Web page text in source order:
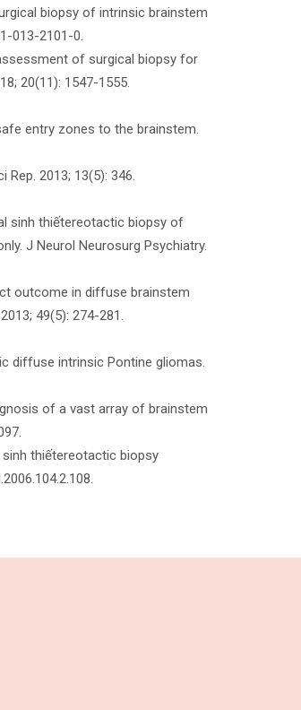
biopsy of intrinsic brainstem
013-2101-0.
of surgical biopsy for
20(11): 1547-1555.
entry zones to the brainstem.
Rep. 2013; 13(5): 346.
sinh thiếtereotactic biopsy of
J Neurol Neurosurg Psychiatry.
outcome in diffuse brainstem
49(5): 274-281.
diffuse intrinsic Pontine gliomas.
of a vast array of brainstem
sinh thiếtereotactic biopsy